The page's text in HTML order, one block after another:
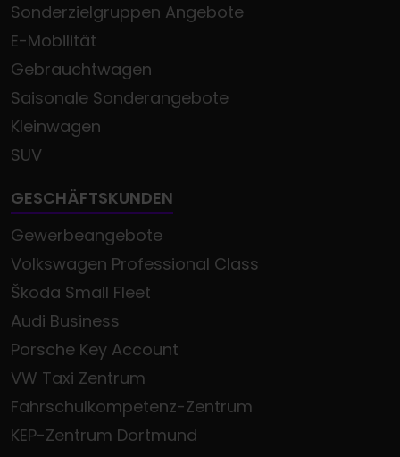
Sonderzielgruppen Angebote
E-Mobilität
Gebrauchtwagen
Saisonale Sonderangebote
Kleinwagen
SUV
GESCHÄFTSKUNDEN
Gewerbeangebote
Volkswagen Professional Class
Škoda Small Fleet
Audi Business
Porsche Key Account
VW Taxi Zentrum
Fahrschulkompetenz-Zentrum
KEP-Zentrum Dortmund